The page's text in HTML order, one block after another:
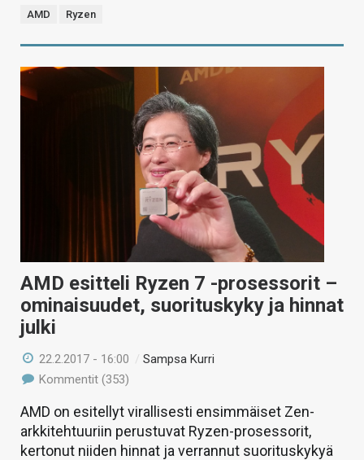
AMD Ryzen
AMD esitteli Ryzen 7 -prosessorit –
ominaisuudet, suorituskyky ja hinnat
julki
22.2.2017 - 16:00 /Sampsa Kurri
Kommentit (353)
AMD on esitellyt virallisesti ensimmäiset Zen-
arkkitehtuuriin perustuvat Ryzen-prosessorit,
kertonut niiden hinnat ja verrannut suorituskykyä